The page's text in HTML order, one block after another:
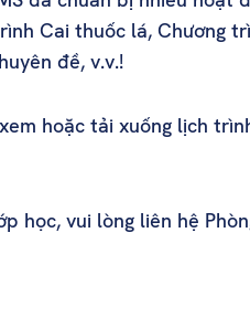
Cai thuốc lá, Chương
đề, v.v.!
hoặc tải xuống lịch
học, vui lòng liên hệ